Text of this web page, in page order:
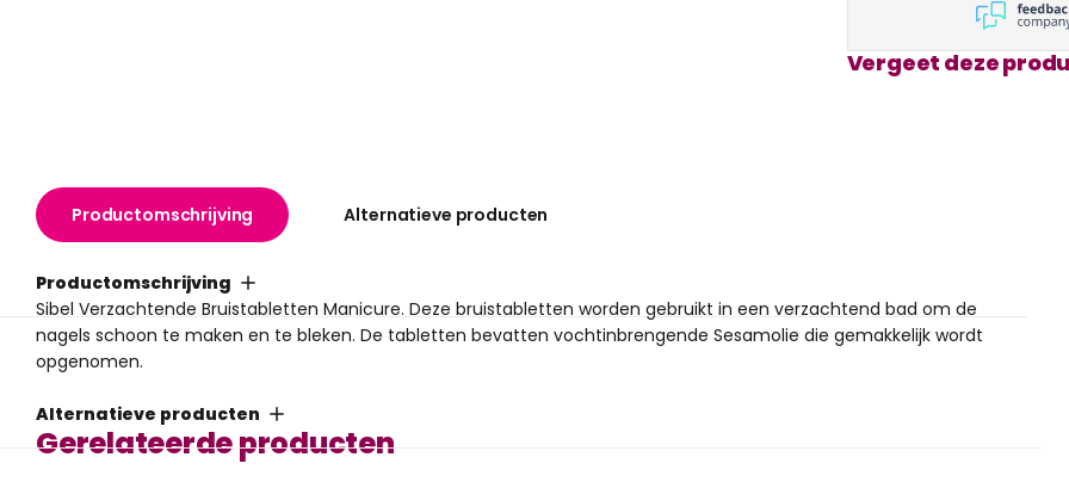
Vergeet deze
Productomschrijving Alternatieve producten
Productomschrijving
Sibel Verzachtende Bruistabletten Manicure. Deze bruistabletten worden gebruikt in een verzachtend bad om de
nagels schoon te maken en te bleken. De tabletten bevatten vochtinbrengende Sesamolie die gemakkelijk wordt
opgenomen.
Alternatieve producten
Gerelateerde producten